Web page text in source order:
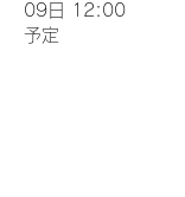
09日 12:00
予定